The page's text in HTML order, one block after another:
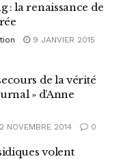
: la renaissance de
9 JANVIER 2015
de la vérité
» d’Anne
NOVEMBRE 2014 0
volent